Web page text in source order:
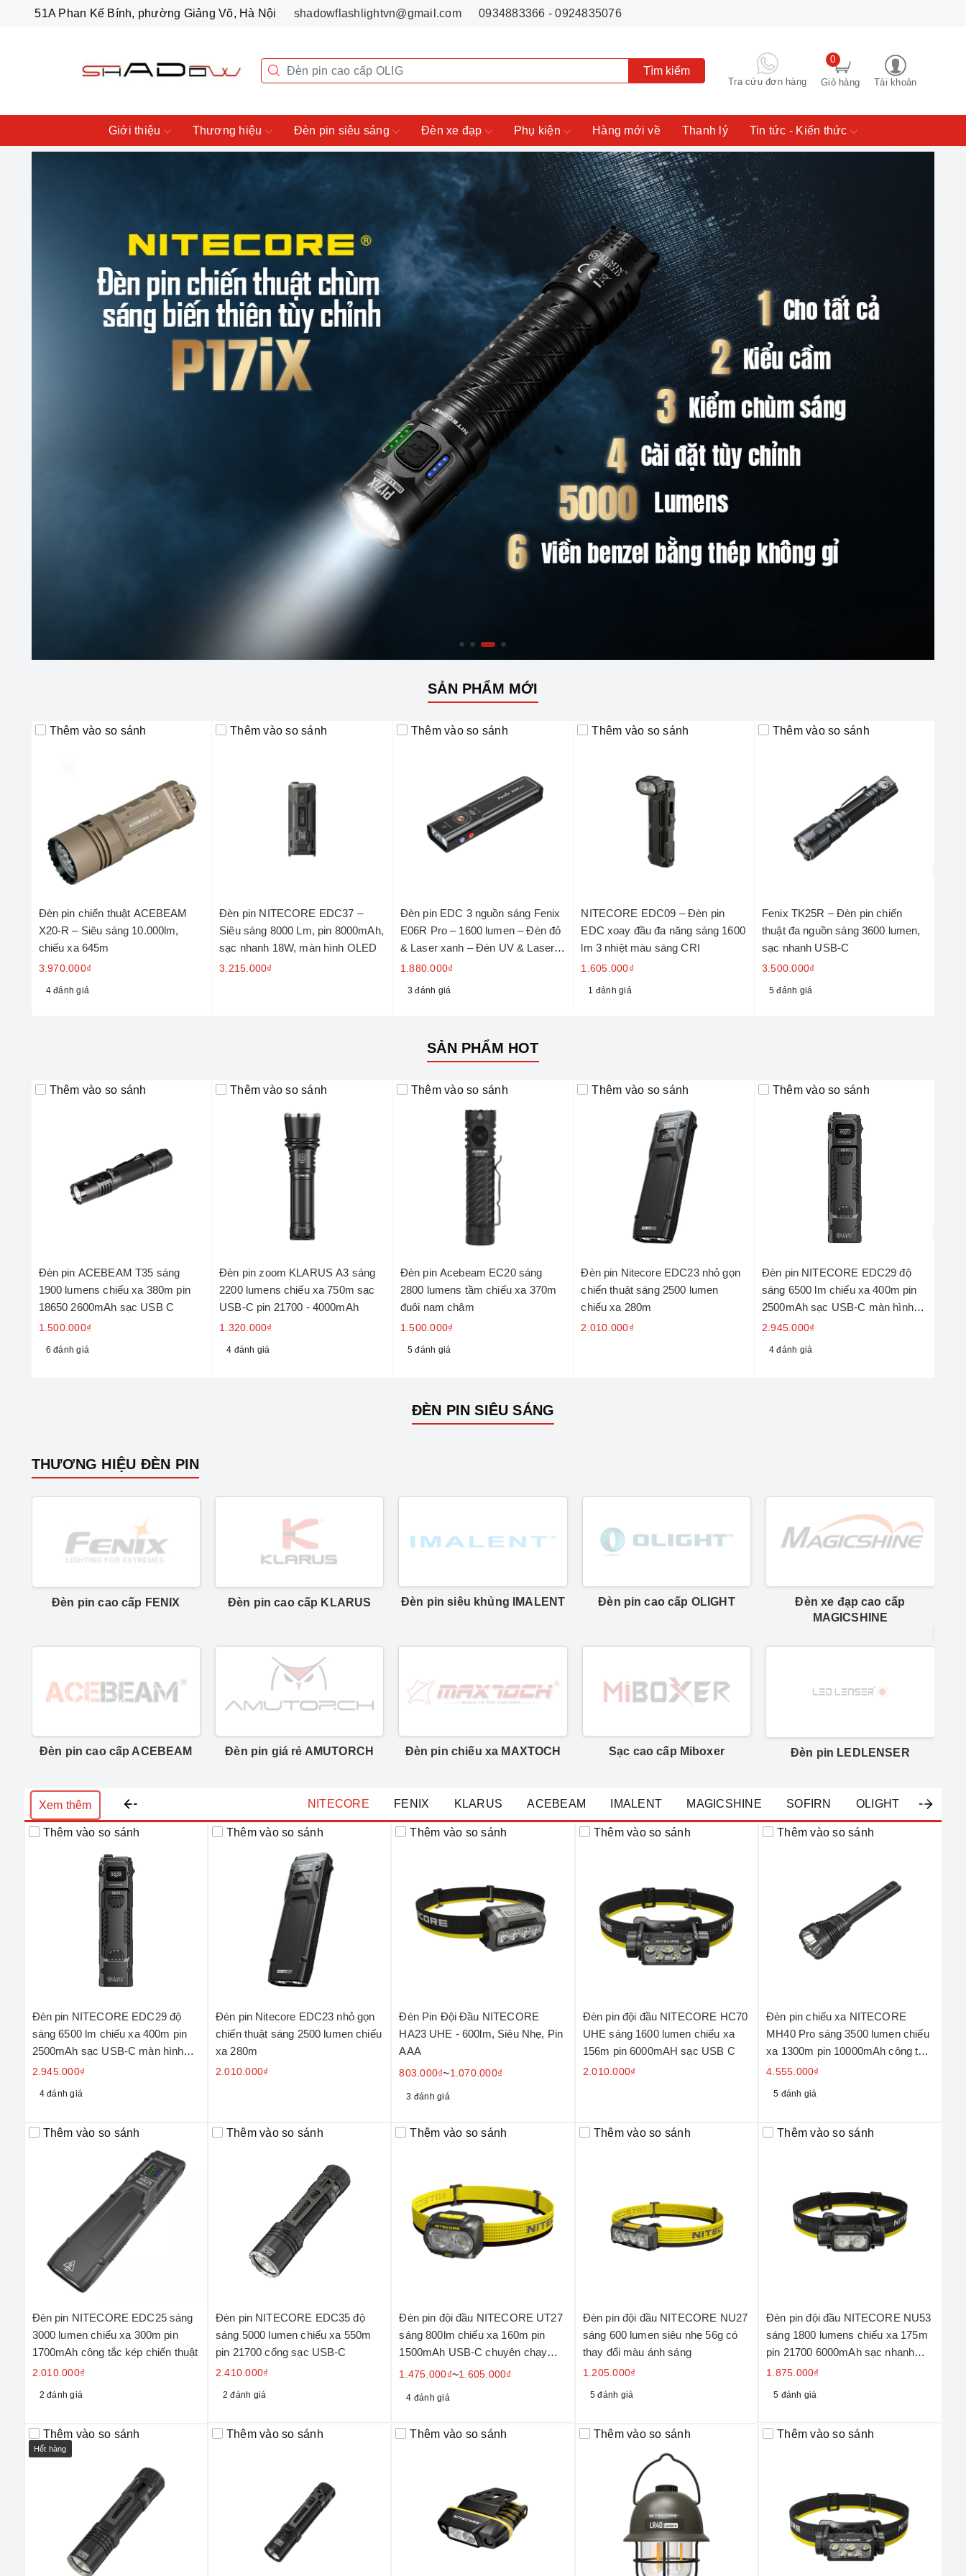
51A Phan Kế Bính, phường Giảng Võ, Hà Nội shadowflashlightvn@gmail.com 0934883366 - 0924835076
Tìm kiếm
Tài khoản
0
Giỏ hàng
Tra cứu đơn hàng
Giới thiệu Thương hiệu Đèn pin siêu sáng Đèn xe đạp Phụ kiện Hàng mới về Thanh lý Tin tức - Kiến thức
SẢN PHẨM MỚI
Thêm vào so sánh
Đèn pin chiến thuật ACEBEAM
X20-R – Siêu sáng 10.000lm,
chiếu xa 645m
3.970.000₫
4 đánh giá
Thêm vào so sánh
Đèn pin NITECORE EDC37 –
Siêu sáng 8000 Lm, pin 8000mAh,
sạc nhanh 18W, màn hình OLED
3.215.000₫
Thêm vào so sánh
Đèn pin EDC 3 nguồn sáng Fenix
E06R Pro – 1600 lumen – Đèn đỏ
& Laser xanh – Đèn UV & Laser
đỏ
1.880.000₫
3 đánh giá
Thêm vào so sánh
NITECORE EDC09 – Đèn pin
EDC xoay đầu đa năng sáng 1600
lm 3 nhiệt màu sáng CRI
1.605.000₫
1 đánh giá
Thêm vào so sánh
Fenix TK25R – Đèn pin chiến
thuật đa nguồn sáng 3600 lumen,
sạc nhanh USB-C
3.500.000₫
5 đánh giá
SẢN PHẨM HOT
Thêm vào so sánh
Đèn pin ACEBEAM T35 sáng
1900 lumens chiếu xa 380m pin
18650 2600mAh sạc USB C
1.500.000₫
6 đánh giá
Thêm vào so sánh
Đèn pin zoom KLARUS A3 sáng
2200 lumens chiếu xa 750m sạc
USB-C pin 21700 - 4000mAh
1.320.000₫
4 đánh giá
Thêm vào so sánh
Đèn pin Acebeam EC20 sáng
2800 lumens tầm chiếu xa 370m
đuôi nam châm
1.500.000₫
5 đánh giá
Thêm vào so sánh
Đèn pin Nitecore EDC23 nhỏ gọn
chiến thuật sáng 2500 lumen
chiếu xa 280m
2.010.000₫
Thêm vào so sánh
Đèn pin NITECORE EDC29 độ
sáng 6500 lm chiếu xa 400m pin
2500mAh sạc USB-C màn hình
OLED
2.945.000₫
4 đánh giá
ĐÈN PIN SIÊU SÁNG
THƯƠNG HIỆU ĐÈN PIN
Đèn pin cao cấp FENIX Đèn pin cao cấp KLARUS Đèn pin siêu khủng IMALENT Đèn pin cao cấp OLIGHT
Đèn xe đạp cao cấp
MAGICSHINE
Đèn pin cao cấp ACEBEAM Đèn pin giá rẻ AMUTORCH Đèn pin chiếu xa MAXTOCH Sạc cao cấp Miboxer Đèn pin LEDLENSER
NITECORE FENIX KLARUS ACEBEAM IMALENT MAGICSHINE SOFIRN OLIGHT
Xem thêm
Thêm vào so sánh
Đèn pin NITECORE EDC29 độ
sáng 6500 lm chiếu xa 400m pin
2500mAh sạc USB-C màn hình
OLED
2.945.000₫
4 đánh giá
Thêm vào so sánh
Đèn pin Nitecore EDC23 nhỏ gọn
chiến thuật sáng 2500 lumen chiếu
xa 280m
2.010.000₫
Thêm vào so sánh
Đèn pin NITECORE EDC25 sáng
3000 lumen chiếu xa 300m pin
1700mAh công tắc kép chiến thuật
2.010.000₫
2 đánh giá
Thêm vào so sánh
Đèn pin NITECORE EDC35 độ
sáng 5000 lumen chiếu xa 550m
pin 21700 cổng sạc USB-C
2.410.000₫
2 đánh giá
Thêm vào so sánh
Hết hàng
Thêm vào so sánh
Thêm vào so sánh
Đèn Pin Đội Đầu NITECORE
HA23 UHE - 600lm, Siêu Nhẹ, Pin
AAA
803.000₫~1.070.000₫
3 đánh giá
Thêm vào so sánh
Đèn pin đội đầu NITECORE HC70
UHE sáng 1600 lumen chiếu xa
156m pin 6000mAH sạc USB C
2.010.000₫
Thêm vào so sánh
Đèn pin đội đầu NITECORE UT27
sáng 800lm chiếu xa 160m pin
1500mAh USB-C chuyên chạy
marathon, chạy trail
1.475.000₫~1.605.000₫
4 đánh giá
Thêm vào so sánh
Đèn pin đội đầu NITECORE NU27
sáng 600 lumen siêu nhẹ 56g có
thay đổi màu ánh sáng
1.205.000₫
5 đánh giá
Thêm vào so sánh Thêm vào so sánh
Thêm vào so sánh
Đèn pin chiếu xa NITECORE
MH40 Pro sáng 3500 lumen chiếu
xa 1300m pin 10000mAh công tắc
remote không dây
4.555.000₫
5 đánh giá
Thêm vào so sánh
Đèn pin đội đầu NITECORE NU53
sáng 1800 lumens chiếu xa 175m
pin 21700 6000mAh sạc nhanh
USB-C
1.875.000₫
5 đánh giá
Thêm vào so sánh